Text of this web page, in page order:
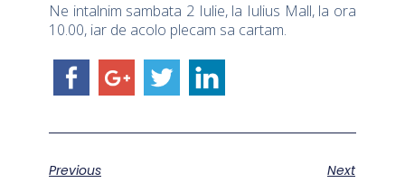
Ne intalnim sambata 2 Iulie, la Iulius Mall, la ora
10.00, iar de acolo plecam sa cartam.
Previous Next